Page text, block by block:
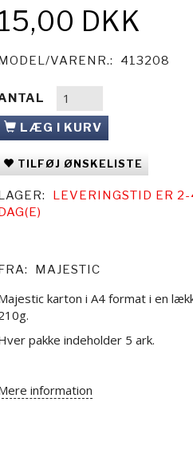
15,00 DKK
VARENR.: 413208
LÆG I KURV
TILFØJ ØNSKELISTE
LEVERINGSTID ER 2-
MAJESTIC
karton i A4 format i en
pakke indeholder 5 ark.
information